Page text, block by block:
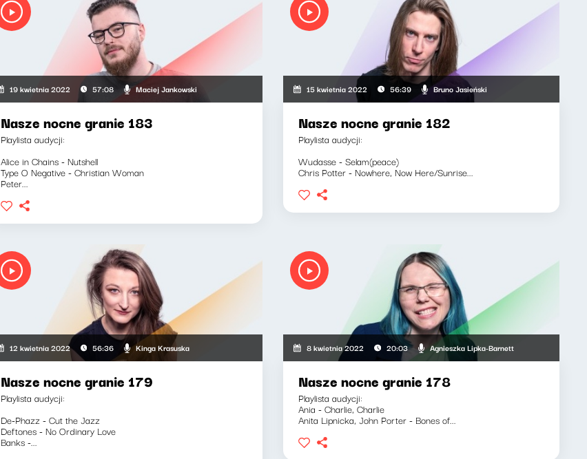
19 kwietnia 2022 57:08 Maciej Jankowski
Nasze nocne granie 183
Playlista audycji:
Alice in Chains - Nutshell
Type O Negative - Christian Woman
Peter...
15 kwietnia 2022 56:39 Bruno Jasieński
Nasze nocne granie 182
Playlista audycji:
Wudasse - Selam(peace)
Chris Potter - Nowhere, Now Here/Sunrise...
12 kwietnia 2022 56:36 Kinga Krasuska
Nasze nocne granie 179
Playlista audycji:
De-Phazz - Cut the Jazz
Deftones - No Ordinary Love
Banks -...
8 kwietnia 2022 20:03 Agnieszka Lipka-Barnett
Nasze nocne granie 178
Playlista audycji:
Ania - Charlie, Charlie
Anita Lipnicka, John Porter - Bones of...